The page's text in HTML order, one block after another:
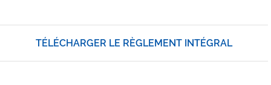
TÉLÉCHARGER LE RÈGLEMENT INTÉGRAL